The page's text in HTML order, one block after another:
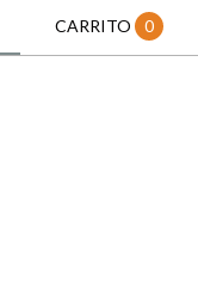
CARRITO 0